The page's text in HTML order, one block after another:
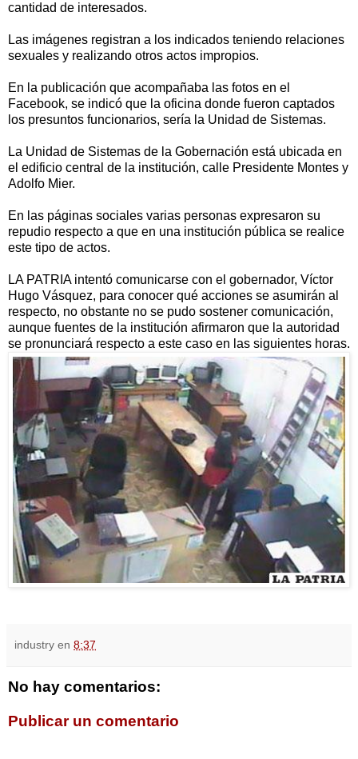
cantidad de interesados.
Las imágenes registran a los indicados teniendo relaciones
sexuales y realizando otros actos impropios.
En la publicación que acompañaba las fotos en el
Facebook, se indicó que la oficina donde fueron captados
los presuntos funcionarios, sería la Unidad de Sistemas.
La Unidad de Sistemas de la Gobernación está ubicada en
el edificio central de la institución, calle Presidente Montes y
Adolfo Mier.
En las páginas sociales varias personas expresaron su
repudio respecto a que en una institución pública se realice
este tipo de actos.
LA PATRIA intentó comunicarse con el gobernador, Víctor
Hugo Vásquez, para conocer qué acciones se asumirán al
respecto, no obstante no se pudo sostener comunicación,
aunque fuentes de la institución afirmaron que la autoridad
se pronunciará respecto a este caso en las siguientes horas.
industry en 8:37
No hay comentarios:
Publicar un comentario